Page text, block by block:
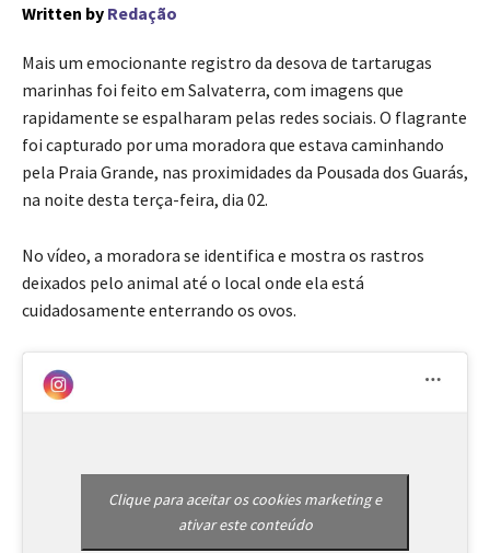
Written by Redação
Mais um emocionante registro da desova de tartarugas
marinhas foi feito em Salvaterra, com imagens que
rapidamente se espalharam pelas redes sociais. O flagrante
foi capturado por uma moradora que estava caminhando
pela Praia Grande, nas proximidades da Pousada dos Guarás,
na noite desta terça-feira, dia 02.
No vídeo, a moradora se identifica e mostra os rastros
deixados pelo animal até o local onde ela está
cuidadosamente enterrando os ovos.
Clique para aceitar os cookies marketing e
ativar este conteúdo